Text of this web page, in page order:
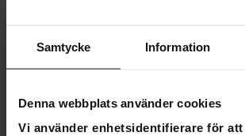
Samtycke Information
Denna webbplats använder cookies
Vi använder enhetsidentifierare för att
brandfarliga material (t.ex. en träterrass
Starka vindar som tar upp lågor kan
Produktinformation: